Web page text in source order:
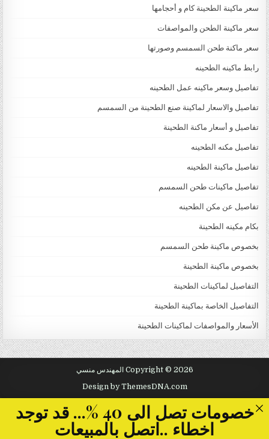
سعر ماكينة الطحينة كام و أحجامها
سعر ماكينة الطحن والمواصفات
سعر ماكنة طحن السمسم وصورتها
رابط ماكينه الطحينه
تفاصيل وسعر ماكينه عمل الطحينه
تفاصيل والاسعار لماكينة صنع الطحينة من السمسم
تفاصيل و أسعار ماكنة الطحينة
تفاصيل مكنه الطحينه
تفاصيل ماكينة الطحينه
تفاصيل ماكينات طحن السمسم
تفاصيل عن مكن الطحينه
بكام مكينه الطحينة
بخصوص ماكينة طحن السمسم
بخصوص ماكينة الطحينة
التفاصيل لماكينات الطحينة
التفاصيل الخاصة بماكينة الطحينة
الأسعار والمواصفات لماكينات الطحينة
Copyright © 2026 المهندس منسي
Design by ThemesDNA.com
خصومات تصل الى 40 %... قد توجد
اخطاء ..اتصل بالمبيعات